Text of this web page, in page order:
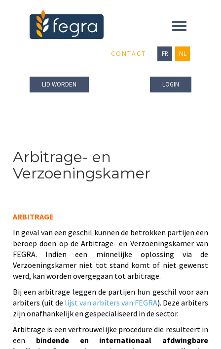
Toggle
CONTACT FR NL
LID WORDEN LOGIN
Arbitrage- en
Verzoeningskamer
ARBITRAGE
In geval van een geschil kunnen de betrokken partijen een
beroep doen op de Arbitrage- en Verzoeningskamer van
FEGRA. Indien een minnelijke oplossing via de
Verzoeningskamer niet tot stand komt of niet gewenst
werd, kan worden overgegaan tot arbitrage.
Bij een arbitrage leggen de partijen hun geschil voor aan
arbiters (uit de lijst van arbiters van FEGRA). Deze arbiters
zijn onafhankelijk en gespecialiseerd in de sector.
Arbitrage is een vertrouwelijke procedure die resulteert in
een bindende en internationaal afdwingbare